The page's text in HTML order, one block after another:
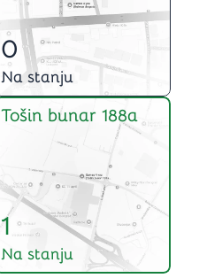
0
Na stanju
Tošin bunar 188a
1
Na stanju